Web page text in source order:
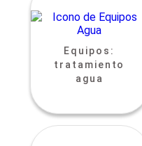
Equipos:
tratamiento
agua